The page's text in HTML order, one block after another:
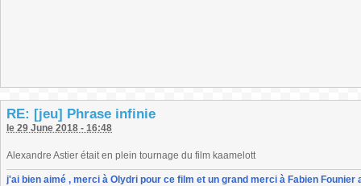
RE: [jeu] Phrase infinie
le 29 June 2018 - 16:48
Alexandre Astier était en plein tournage du film kaamelott
j'ai bien aimé , merci à Olydri pour ce film et un grand merci à Fabien